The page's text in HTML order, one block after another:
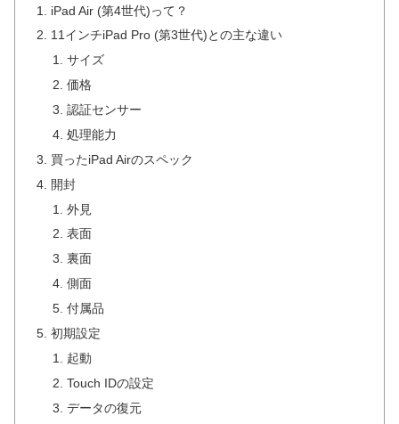
iPad Air (第4世代)って？
11インチiPad Pro (第3世代)との主な違い
サイズ
価格
認証センサー
処理能力
買ったiPad Airのスペック
開封
外見
表面
裏面
側面
付属品
初期設定
起動
Touch IDの設定
データの復元